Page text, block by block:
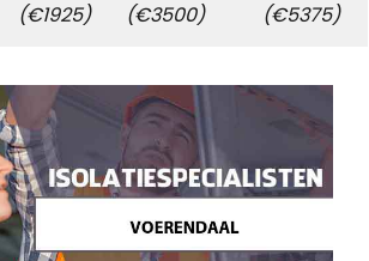
(€1925)
(€3500)
(€5375)